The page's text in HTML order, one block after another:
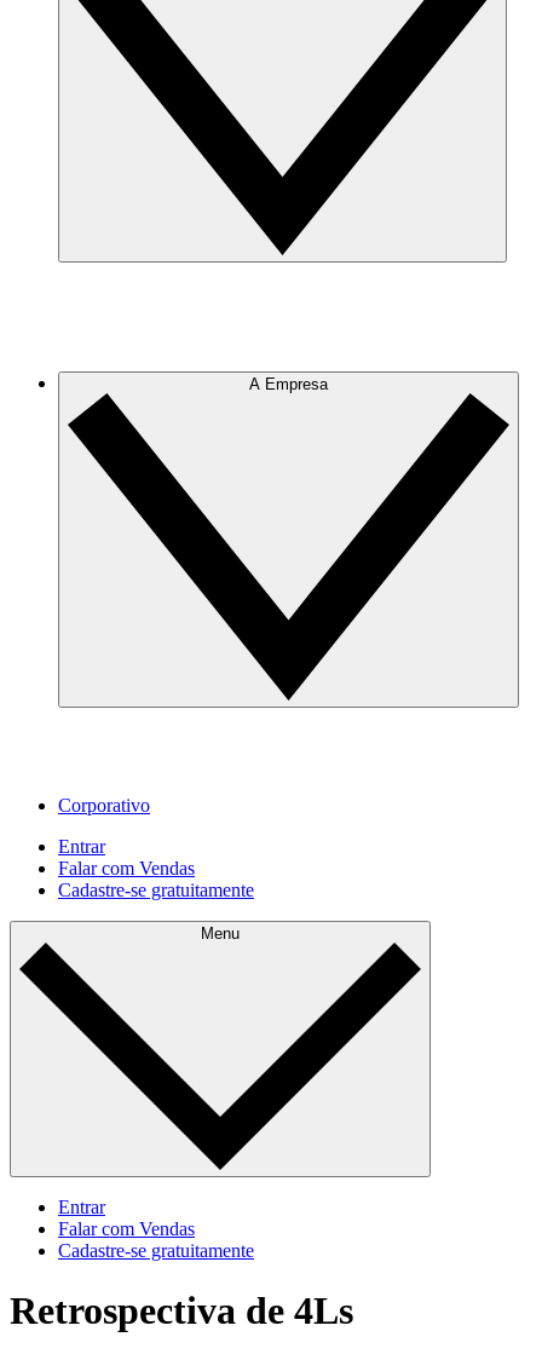
A Empresa
Corporativo
Entrar
Falar com Vendas
Cadastre‐se gratuitamente
Menu
Entrar
Falar com Vendas
Cadastre‐se gratuitamente
Retrospectiva de 4Ls